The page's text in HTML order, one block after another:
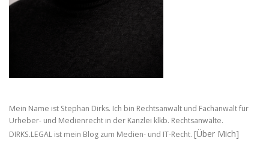
Mein Name ist Stephan Dirks. Ich bin Rechtsanwalt und Fachanwalt für
Urheber- und Medienrecht in der Kanzlei klkb. Rechtsanwälte.
DIRKS.LEGAL ist mein Blog zum Medien- und IT-Recht. [Über Mich]